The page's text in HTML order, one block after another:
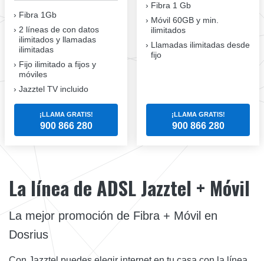
Fibra 1Gb
2 líneas de con datos
ilimitados y llamadas
ilimitadas
Fijo ilimitado a fijos y
móviles
Jazztel TV incluido
¡LLAMA GRATIS!
900 866 280
Fibra 1 Gb
Móvil 60GB y min.
ilimitados
Llamadas ilimitadas desde
fijo
¡LLAMA GRATIS!
900 866 280
La línea de ADSL Jazztel + Móvil
La mejor promoción de Fibra + Móvil en
Dosrius